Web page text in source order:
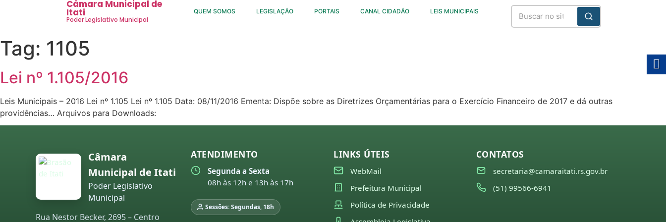
Câmara Municipal de
Itati
Poder Legislativo Municipal
QUEM SOMOS LEGISLAÇÃO PORTAIS CANAL CIDADÃO LEIS MUNICIPAIS
Tag: 1105
Lei nº 1.105/2016
Leis Municipais – 2016 Lei nº 1.105 Lei nº 1.105 Data: 08/11/2016 Ementa: Dispõe sobre as Diretrizes Orçamentárias para o Exercício Financeiro de 2017 e dá outras
providências… Arquivos para Downloads:
Câmara
Municipal de Itati
Poder Legislativo
Municipal
Rua Nestor Becker, 2695 – Centro
ATENDIMENTO
Segunda a Sexta
08h às 12h e 13h às 17h
Sessões: Segundas, 18h
LINKS ÚTEIS
WebMail
Prefeitura Municipal
Política de Privacidade
CONTATOS
secretaria@camaraitati.rs.gov.br
(51) 99566-6941